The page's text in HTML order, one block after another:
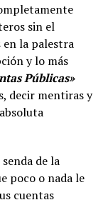
sin el
en la palestra
y lo más
Públicas»
decir mentiras y
de la
poco o nada le
cuentas